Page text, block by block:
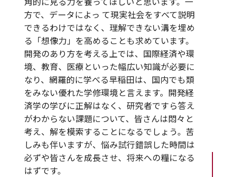
方で、データによっ て現実社会をすべて説明
できるわけではなく、理解できない溝を埋め
る「想像力」を高めることも求めています。
開発のあり方を考える上では、国際経済や環
境、教育、医療といった幅広い知識が必要に
なり、網羅的に学べる早稲田は、国内でも類
をみない優れた学修環境と言えます。開発経
済学の学びに正解はなく、研究者ですら答え
がわからない課題について、皆さんは悶々と
考え、解を模索することになるでしょう。苦
しみも伴いますが、悩み試行錯誤した時間は
必ずや皆さんを成長させ、将来への糧になる
はずです。